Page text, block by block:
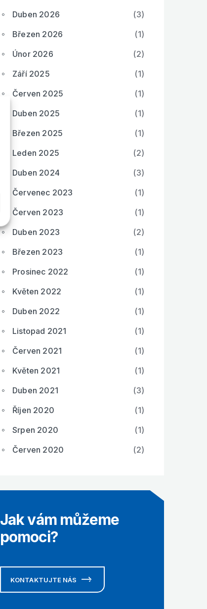
Duben 2026
(3)
Březen 2026
(1)
Únor 2026
(2)
Září 2025
(1)
Červen 2025
(1)
Duben 2025
(1)
Březen 2025
(1)
Leden 2025
(2)
Duben 2024
(3)
Červenec 2023
(1)
Červen 2023
(1)
Duben 2023
(2)
Březen 2023
(1)
Prosinec 2022
(1)
Květen 2022
(1)
Duben 2022
(1)
Listopad 2021
(1)
Červen 2021
(1)
Květen 2021
(1)
Duben 2021
(3)
Říjen 2020
(1)
Srpen 2020
(1)
Červen 2020
(2)
Jak vám můžeme
pomoci?
KONTAKTUJTE NÁS